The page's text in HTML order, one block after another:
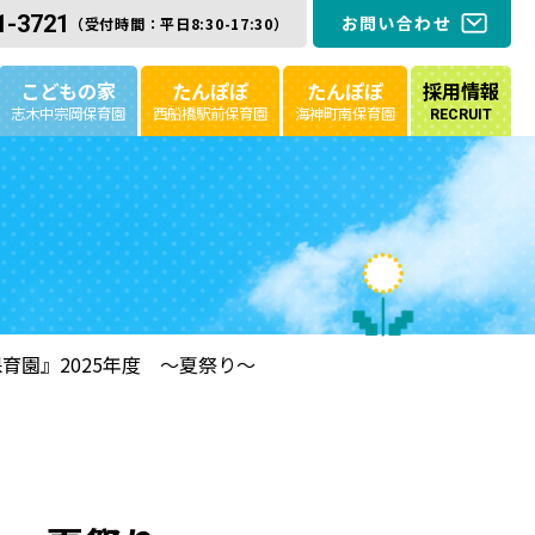
3721 （受付時間：平日8:30-17:30） お問い合わせ
こどもの家
志木中宗岡保育園
たんぽぽ
西船橋駅前保育園
たんぽぽ
海神町南保育園
採用情報
RECRUIT
園』2025年度 ～夏祭り～